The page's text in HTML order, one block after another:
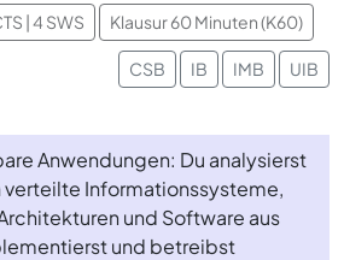
| 4 SWS Klausur 60 Minuten (K60)
CSB IB IMB UIB
Anwendungen: Du analysierst
verteilte Informationssysteme,
und Software aus
und betreibst